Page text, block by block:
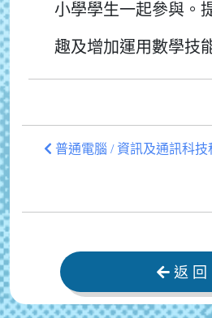
小學學生一起參與。
趣及增加運用數學技
普通電腦 / 資訊及通訊科技
返 回